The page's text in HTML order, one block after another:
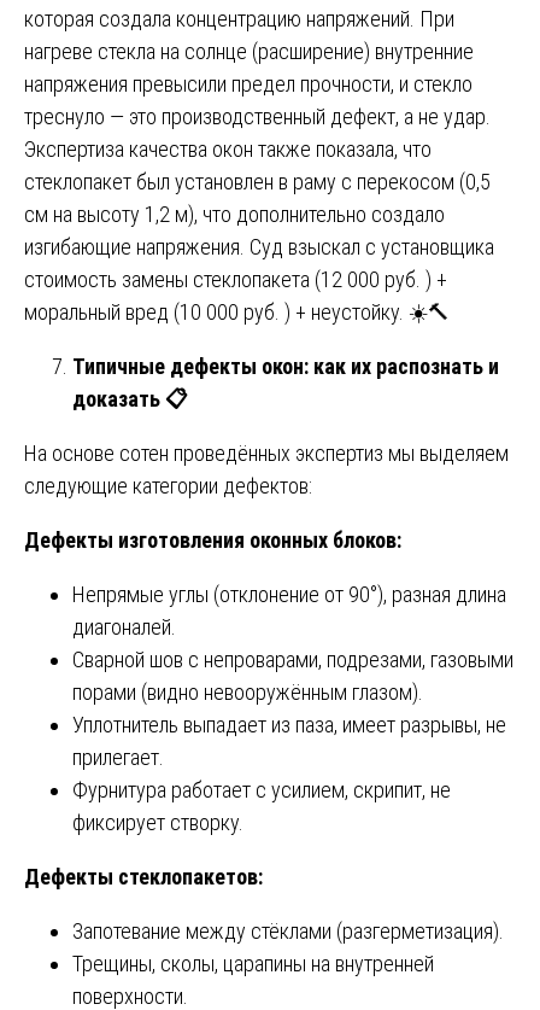
которая создала концентрацию напряжений. При
нагреве стекла на солнце (расширение) внутренние
напряжения превысили предел прочности, и стекло
треснуло — это производственный дефект, а не удар.
Экспертиза качества окон также показала, что
стеклопакет был установлен в раму с перекосом (0,5
см на высоту 1,2 м), что дополнительно создало
изгибающие напряжения. Суд взыскал с установщика
стоимость замены стеклопакета (12 000 руб. ) +
моральный вред (10 000 руб. ) + неустойку. ☀️🔨
Типичные дефекты окон: как их распознать и
доказать📋
На основе сотен проведённых экспертиз мы выделяем
следующие категории дефектов:
Дефекты изготовления оконных блоков:
Непрямые углы (отклонение от 90°), разная длина
диагоналей.
Сварной шов с непроварами, подрезами, газовыми
порами (видно невооружённым глазом).
Уплотнитель выпадает из паза, имеет разрывы, не
прилегает.
Фурнитура работает с усилием, скрипит, не
фиксирует створку.
Дефекты стеклопакетов:
Запотевание между стёклами (разгерметизация).
Трещины, сколы, царапины на внутренней
поверхности.